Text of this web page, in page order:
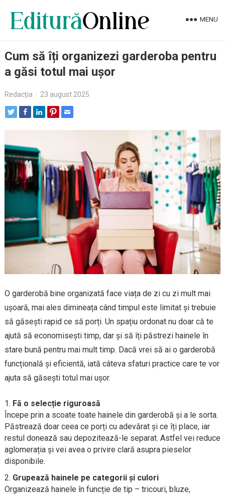
MENU
Cum să îți organizezi garderoba pentru
a găsi totul mai ușor
Redacția · 23 august 2025
O garderobă bine organizată face viața de zi cu zi mult mai
ușoară, mai ales dimineața când timpul este limitat și trebuie
să găsești rapid ce să porți. Un spațiu ordonat nu doar că te
ajută să economisești timp, dar și să îți păstrezi hainele în
stare bună pentru mai mult timp. Dacă vrei să ai o garderobă
funcțională și eficientă, iată câteva sfaturi practice care te vor
ajuta să găsești totul mai ușor.
Fă o selecție riguroasă
Începe prin a scoate toate hainele din garderobă și a le sorta.
Păstrează doar ceea ce porți cu adevărat și ce îți place, iar
restul donează sau depozitează-le separat. Astfel vei reduce
aglomerația și vei avea o privire clară asupra pieselor
disponibile.
Grupează hainele pe categorii și culori
Organizează hainele în funcție de tip – tricouri, bluze,